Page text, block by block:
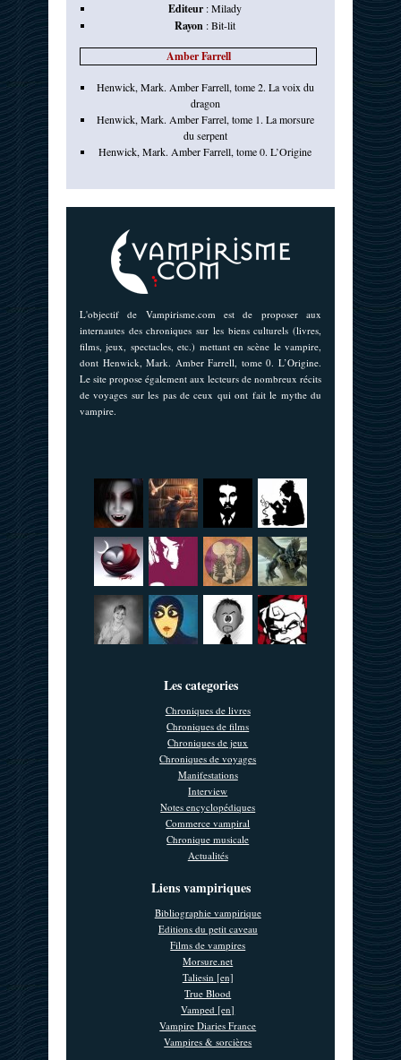
Editeur :Milady
Rayon :Bit-lit
Amber Farrell
Henwick, Mark. Amber Farrell, tome 2. La voix du
dragon
Henwick, Mark. Amber Farrel, tome 1. La morsure
du serpent
Henwick, Mark. Amber Farrell, tome 0. L’Origine
L'objectif de Vampirisme.com est de proposer aux
internautes des chroniques sur les biens culturels (livres,
films, jeux, spectacles, etc.) mettant en scène le vampire,
dont Henwick, Mark. Amber Farrell, tome 0. L’Origine.
Le site propose également aux lecteurs de nombreux récits
de voyages sur les pas de ceux qui ont fait le mythe du
vampire.
Les categories
Chroniques de livres
Chroniques de films
Chroniques de jeux
Chroniques de voyages
Manifestations
Interview
Notes encyclopédiques
Commerce vampiral
Chronique musicale
Actualités
Liens vampiriques
Bibliographie vampirique
Editions du petit caveau
Films de vampires
Morsure.net
Taliesin [en]
True Blood
Vamped [en]
Vampire Diaries France
Vampires & sorcières